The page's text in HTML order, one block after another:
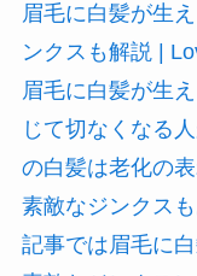
眉毛に白髪が生
ンクスも解説 |
眉毛に白髪が生
じて切なくなる
の白髪は老化の
素敵なジンクス
記事では眉毛に